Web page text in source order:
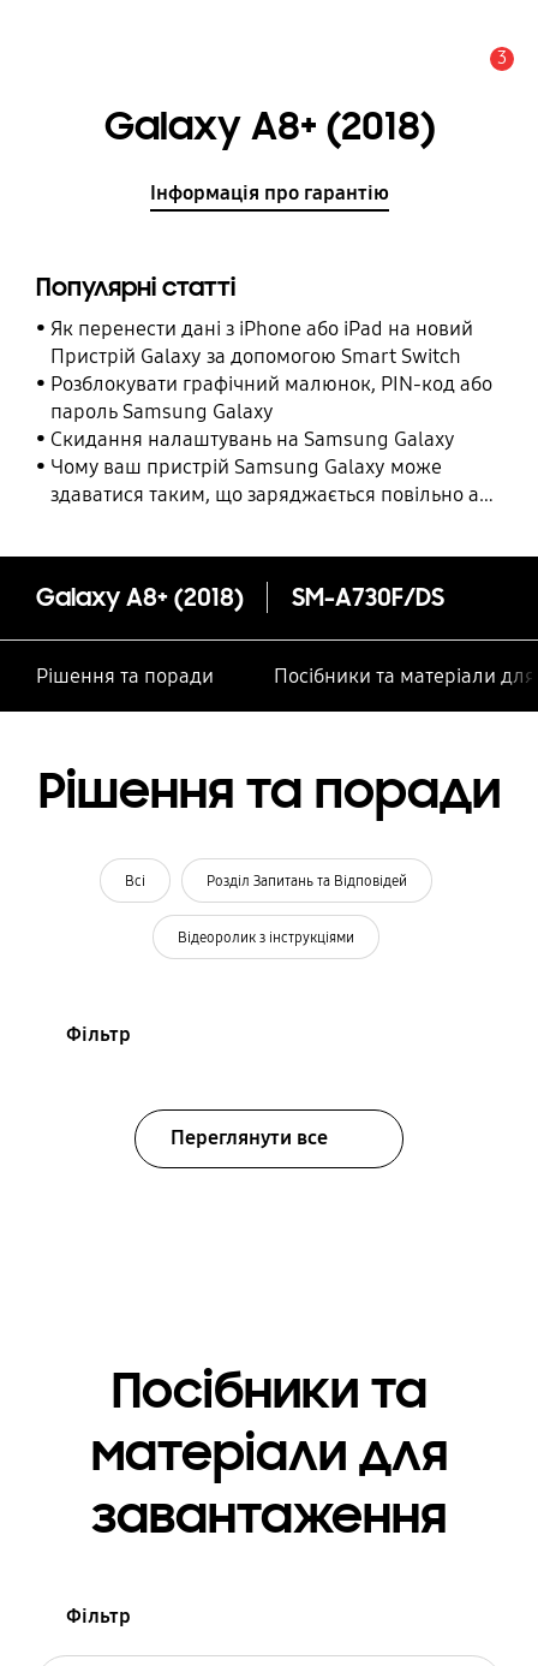
3
Galaxy A8+ (2018)
Інформація про гарантію
Популярні статті
Як перенести дані з iPhone або iPad на новий
Пристрій Galaxy за допомогою Smart Switch
Розблокувати графічний малюнок, PIN-код або
пароль Samsung Galaxy
Cкидання налаштувань на Samsung Galaxy
Чому ваш пристрій Samsung Galaxy може
здаватися таким, що заряджається повільно або
Galaxy A8+ (2018) SM-A730F/DS
Рішення та поради Посібники та матеріали
Рішення та поради
Всі Розділ Запитань та Відповідей
Відеоролик з інструкціями
Фільтр
Переглянути все
Посібники та
матеріали для
завантаження
Фільтр